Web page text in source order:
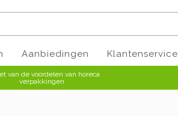
Aanbiedingen Klantenservice
van de voordelen van horeca
verpakkingen